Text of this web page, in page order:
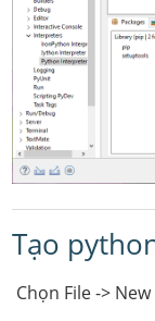
Tạo
Chọn File ->